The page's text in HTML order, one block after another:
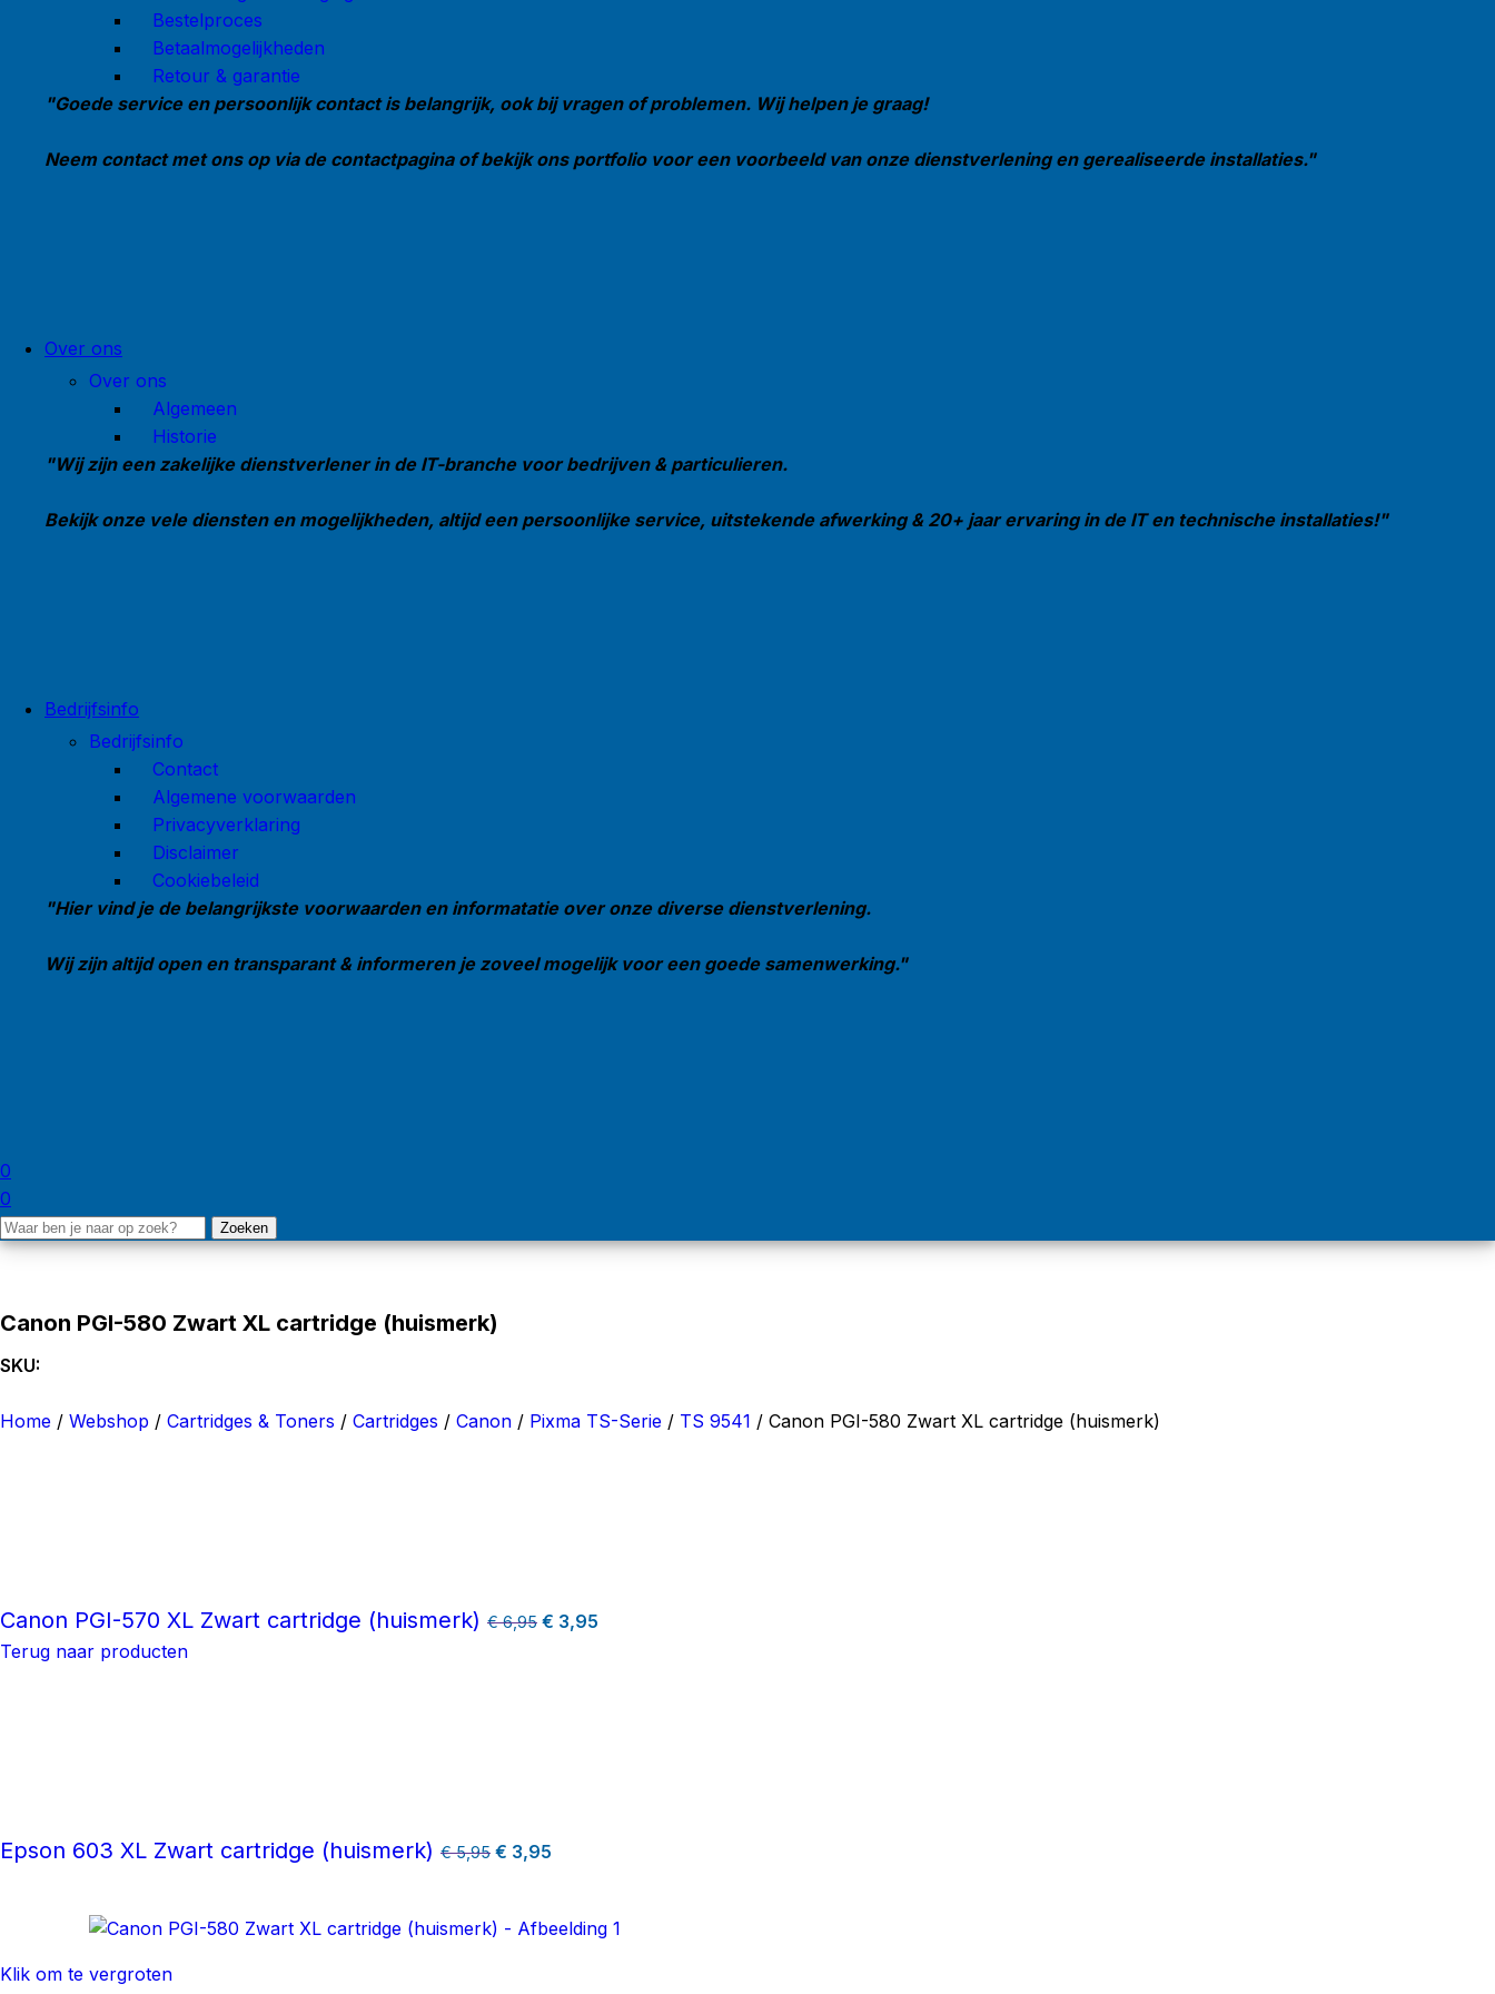
Bestelproces
Betaalmogelijkheden
Retour & garantie
"Goede service en persoonlijk contact is belangrijk, ook bij vragen of problemen. Wij helpen je graag!
Neem contact met ons op via de contactpagina of bekijk ons portfolio voor een voorbeeld van onze dienstverlening en gerealiseerde installaties."
Over ons
Over ons
Algemeen
Historie
"Wij zijn een zakelijke dienstverlener in de IT-branche voor bedrijven & particulieren.
Bekijk onze vele diensten en mogelijkheden, altijd een persoonlijke service, uitstekende afwerking & 20+ jaar ervaring in de IT en technische installaties!"
Bedrijfsinfo
Bedrijfsinfo
Contact
Algemene voorwaarden
Privacyverklaring
Disclaimer
Cookiebeleid
"Hier vind je de belangrijkste voorwaarden en informatatie over onze diverse dienstverlening.
Wij zijn altijd open en transparant & informeren je zoveel mogelijk voor een goede samenwerking."
0
0
Zoeken
Canon PGI-580 Zwart XL cartridge (huismerk)
SKU:
Home / Webshop / Cartridges & Toners / Cartridges / Canon / Pixma TS-Serie / TS 9541 / Canon PGI-580 Zwart XL cartridge (huismerk)
Canon PGI-570 XL Zwart cartridge (huismerk) €6,95 € 3,95
Terug naar producten
Epson 603 XL Zwart cartridge (huismerk) €5,95 € 3,95
Klik om te vergroten